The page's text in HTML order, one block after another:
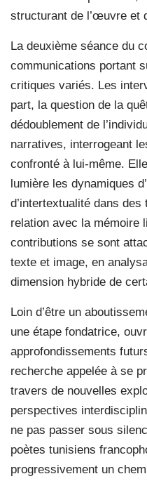
structurant de l’œuvre et
La deuxième séance du
communications portant
critiques variés. Les
part, la question de la
dédoublement de
narratives, interrogeant
confronté à lui-même.
lumière les dynamiques
d’intertextualité dans
relation avec la mémoire
contributions se sont
texte et image, en
dimension hybride de
Loin d’être un
une étape fondatrice,
approfondissements
recherche appelée à se
travers de nouvelles
perspectives
ne pas passer sous
poètes tunisiens
progressivement un